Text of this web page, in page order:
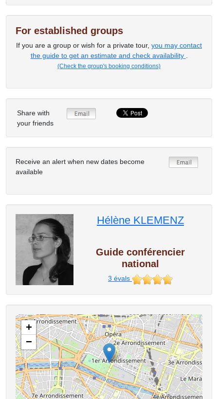
For established groups
If you are a group or wish for a private tour, you may contact
the guide to get an estimate and check availability
(Check the group's booking conditions)
Share with
your friends
Receive an alert when new dates become
available
Hélène KLEMENZ
Guide conférencier
national
3 évals
+
−